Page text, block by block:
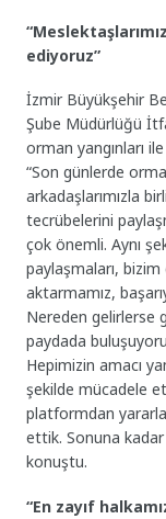
ediyoruz”
İzmir Büyükşehir
Şube Müdürlüğü
orman yangınları
“Son günlerde
arkadaşlarımızla
tecrübelerini
çok önemli. Aynı
paylaşmaları,
aktarmamız,
Nereden gelirlerse
paydada
Hepimizin amacı
şekilde mücadele
platformdan
ettik. Sonuna kadar
konuştu.
“En zayıf